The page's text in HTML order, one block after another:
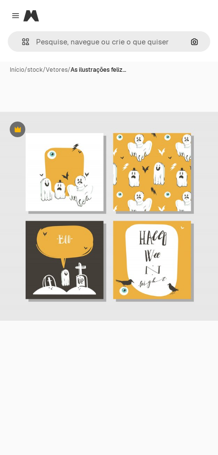
Close menu
Magnific
Início/stock/Vetores/As ilustrações feliz…
Premium